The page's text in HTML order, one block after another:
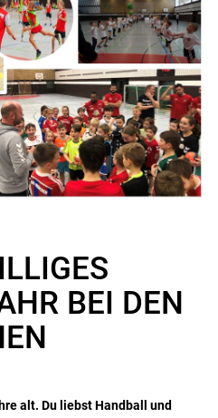
BEI DEN
alt. Du liebst Handball und